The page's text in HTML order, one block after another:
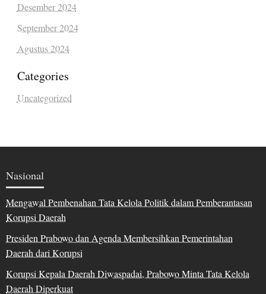
Desember 2024
September 2024
Agustus 2024
Categories
Uncategorized
Nasional
Mengawal Pembenahan Tata Kelola Politik dalam Pemberantasan
Korupsi Daerah
Presiden Prabowo dan Agenda Membersihkan Pemerintahan
Daerah dari Korupsi
Korupsi Kepala Daerah Diwaspadai, Prabowo Minta Tata Kelola
Daerah Diperkuat